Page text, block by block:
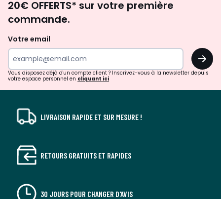
d'inspirations
surprises?
20€ OFFERTS* sur votre première
commande.
Votre email
OK
Vous disposez déjà d'un compte client ? Inscrivez-vous à la newsletter depuis
votre espace personnel en cliquant ici
LIVRAISON RAPIDE ET SUR MESURE !
RETOURS GRATUITS ET RAPIDES
30 JOURS POUR CHANGER D'AVIS